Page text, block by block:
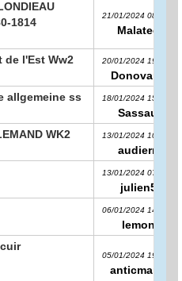
1814
21/01/2024 08:14:23
Malatee1
de l'Est Ww2 20/01/2024 19:05:02
Donovan.M
allgemeine ss
18/01/2024 15:26:51
Sassault
WK2
13/01/2024 10:13:04
audierne
13/01/2024 07:02:08
julien54
06/01/2024 14:28:24
lemone
05/01/2024 19:45:18
anticman50